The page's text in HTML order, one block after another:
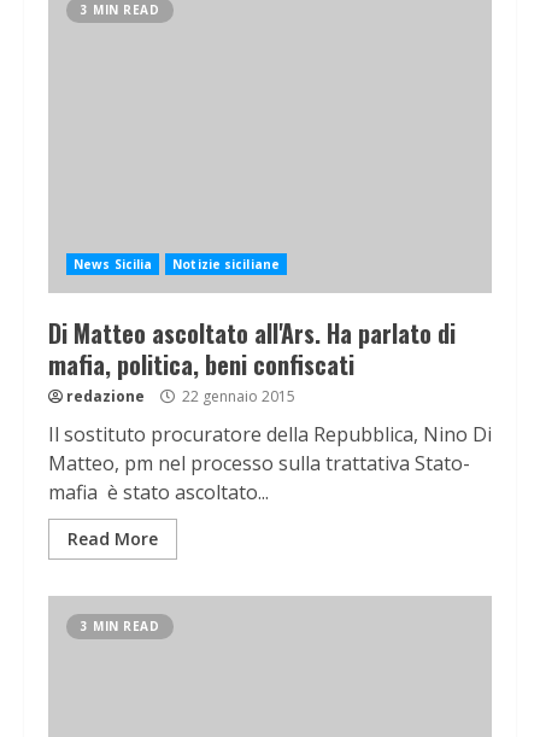
3 MIN READ
News Sicilia Notizie siciliane
Di Matteo ascoltato all'Ars. Ha parlato di
mafia, politica, beni confiscati
redazione 22 gennaio 2015
Il sostituto procuratore della Repubblica, Nino Di
Matteo, pm nel processo sulla trattativa Stato-
mafia è stato ascoltato...
Read More
3 MIN READ